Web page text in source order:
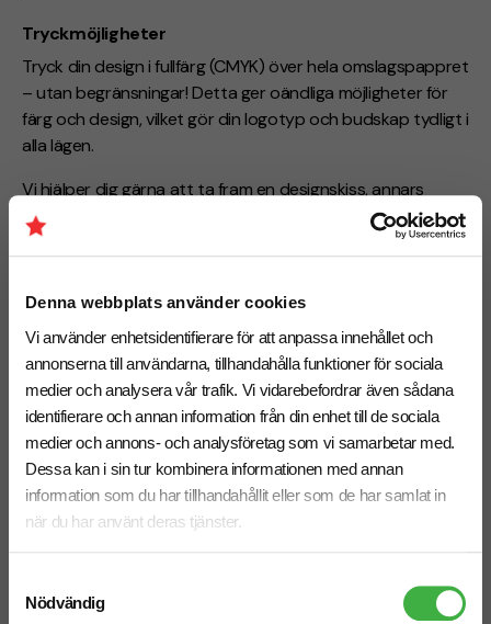
Denna webbplats använder cookies
Vi använder enhetsidentifierare för att anpassa innehållet och
annonserna till användarna, tillhandahålla funktioner för sociala
medier och analysera vår trafik. Vi vidarebefordrar även sådana
identifierare och annan information från din enhet till de sociala
medier och annons- och analysföretag som vi samarbetar med.
Dessa kan i sin tur kombinera informationen med annan
information som du har tillhandahållit eller som de har samlat in
när du har använt deras tjänster.
Nödvändig
Tryckmöjligheter
Tryck din design i fullfärg (CMYK) över hela omslagspappret
– utan begränsningar! Detta ger oändliga möjligheter för
färg och design, vilket gör din logotyp och budskap tydligt i
alla lägen.
Vi hjälper dig gärna att ta fram en designskiss, annars
hittar du en tryckmall under “Dokument” om du vill göra
designen själv.
transparent film.
Standard:20 arbetsdagar
Behöver du en snabbare leverans? Hör av dig till oss.
Vill du se mer reklamgodis till företag?
Om du vill hitta fler produkter för kundmöten, event
eller kampanjer kan du se fler